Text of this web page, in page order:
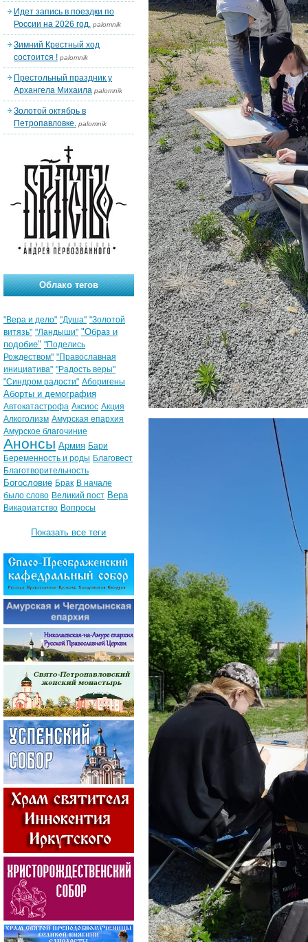
Идет запись в поездки по
России на 2026 год. palomnik
Зимний Крестный ход
состоится ! palomnik
Престольный праздник у
Архангела Михаила palomnik
Золотой октябрь в
Петропавловке. palomnik
Облако тегов
"Вера и дело" "Душа" "Золотой
витязь" "Ландыши" "Образ и
подобие" "Поделись
Рождеством" "Православная
инициатива" "Радость веры"
"Синдром радости" Аборигены
Аборты и демография
Автокатастрофа Аксиос Акция
Алкоголизм Амурская епархия
Амурское благочиние
Анонсы Армия Бари
Беременность и роды Благовест
Благотворительность
Богословие Брак В начале
было слово Великий пост Вера
Викариатство Вопросы
Показать все теги